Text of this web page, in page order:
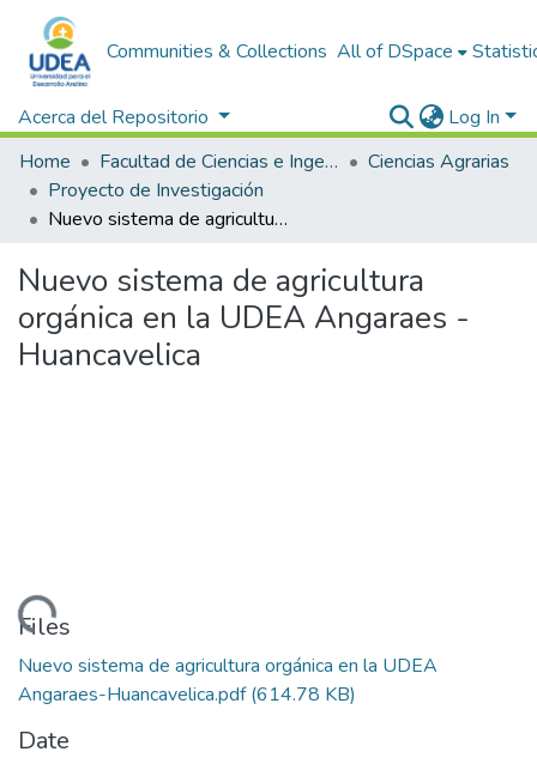
Communities & Collections All of DSpace
Acerca del Repositorio
Log In
Home
Facultad de Ciencias e Ingeniería
Ciencias Agrarias
Proyecto de Investigación
Nuevo sistema de agricultura orgánica en la UDEA Angaraes - Huancavelica
Nuevo sistema de agricultura
orgánica en la UDEA Angaraes -
Huancavelica
Files
Nuevo sistema de agricultura orgánica en la UDEA
Angaraes-Huancavelica.pdf(614.78 KB)
Date